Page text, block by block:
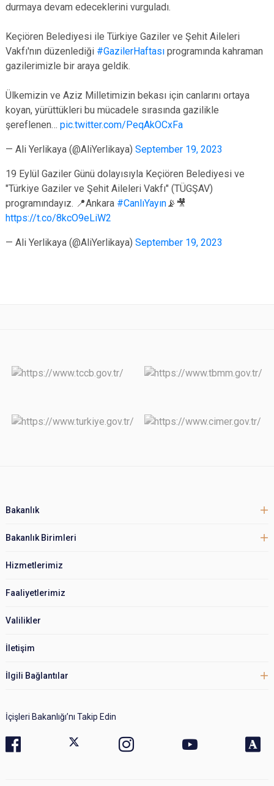
durmaya devam edeceklerini vurguladı.
Keçiören Belediyesi ile Türkiye Gaziler ve Şehit Aileleri
Vakfı'nın düzenlediği #GazilerHaftası programında kahraman
gazilerimizle bir araya geldik.
Ülkemizin ve Aziz Milletimizin bekası için canlarını ortaya
koyan, yürüttükleri bu mücadele sırasında gazilikle
şereflenen… pic.twitter.com/PeqAkOCxFa
— Ali Yerlikaya (@AliYerlikaya) September 19, 2023
19 Eylül Gaziler Günü dolayısıyla Keçiören Belediyesi ve
"Türkiye Gaziler ve Şehit Aileleri Vakfı" (TÜGŞAV)
programındayız. 📍Ankara #CanlıYayın📡🎥
https://t.co/8kcO9eLiW2
— Ali Yerlikaya (@AliYerlikaya) September 19, 2023
Bakanlık
Bakanlık Birimleri
Hizmetlerimiz
Faaliyetlerimiz
Valilikler
İletişim
İlgili Bağlantılar
İçişleri Bakanlığı’nı Takip Edin